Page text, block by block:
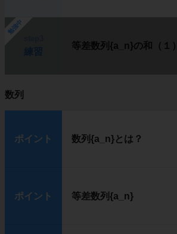
勉強中
等差数列{a_n}の和（１）
数列
ポイント 数列{a_n}とは？
ポイント 等差数列{a_n}